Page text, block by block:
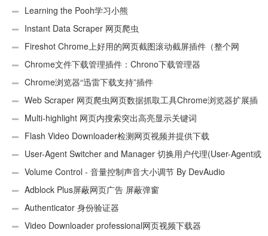
Learning the Pooh学习小熊
Instant Data Scraper 网页爬虫
Fireshot Chrome上好用的网页截图滚动截屏插件（整个网
页）Chrome文件下载管理插件：Chrono下载管理器
Chrome浏览器“迅雷下载支持”插件
Web Scraper 网页爬虫网页数据抓取工具Chrome浏览器扩展插
件 Multi-highlight 网页内搜索突出高亮显示关键词
Flash Video Downloader检测网页视频并提供下载
User-Agent Switcher and Manager 切换用户代理(User-Agent或
UA)Volume Control - 音量控制声音大小调节 By DevAudio
Adblock Plus屏蔽网页广告 屏蔽弹窗
Authenticator 身份验证器
Video Downloader professional网页视频下载器